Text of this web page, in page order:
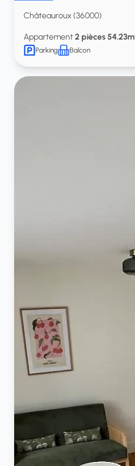
Châteauroux (36000)
Appartement2 pièces
Parking Balcon